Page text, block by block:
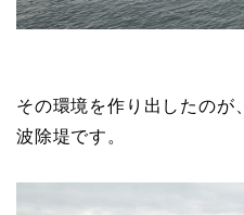
その環境を作り出したのが
波除堤です。